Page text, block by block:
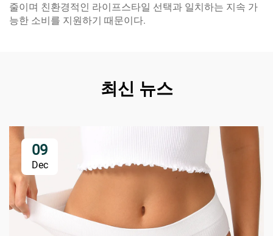
줄이며 친환경적인 라이프스타일 선택과 일치하는 지속 가
능한 소비를 지원하기 때문이다.
최신 뉴스
09
Dec